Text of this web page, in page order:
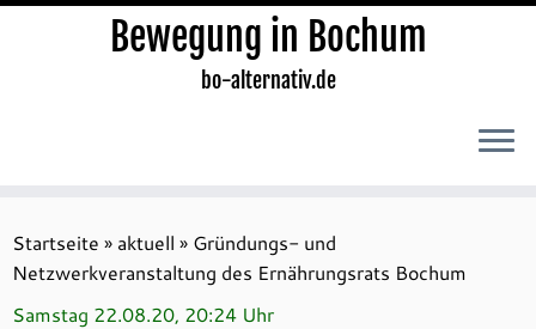
Inhalt
springen
Bewegung in Bochum
bo-alternativ.de
Startseite » aktuell » Gründungs- und
Netzwerkveranstaltung des Ernährungsrats Bochum
Samstag 22.08.20, 20:24 Uhr